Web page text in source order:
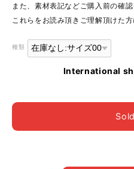
また、素材表記などご購入前の確
これらをお読み頂きご理解頂けた
種類
International